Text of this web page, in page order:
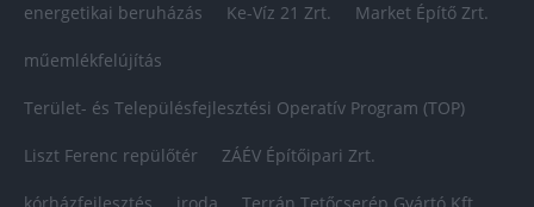
energetikai beruházás Ke-Víz 21 Zrt. Market Építő Zrt.
műemlékfelújítás
Terület- és Településfejlesztési Operatív Program (TOP)
Liszt Ferenc repülőtér ZÁÉV Építőipari Zrt.